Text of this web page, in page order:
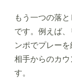
もう一つの落
です。例えば
ンポでプレー
相手からのカ
す。